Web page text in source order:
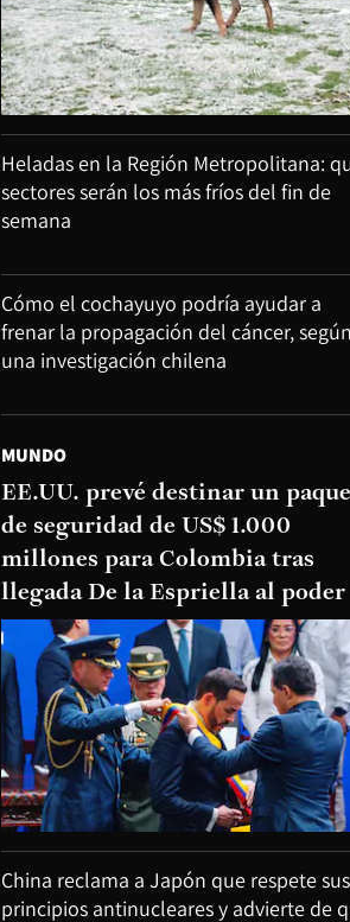
Heladas en la Región Metropolitana:
sectores serán los más fríos del fin de
semana
Cómo el cochayuyo podría ayudar a
frenar la propagación del cáncer, según
una investigación chilena
MUNDO
EE.UU. prevé destinar un
de seguridad de US$ 1.000
millones para Colombia tras
llegada De la Espriella al poder
China reclama a Japón que respete sus
principios antinucleares y advierte de